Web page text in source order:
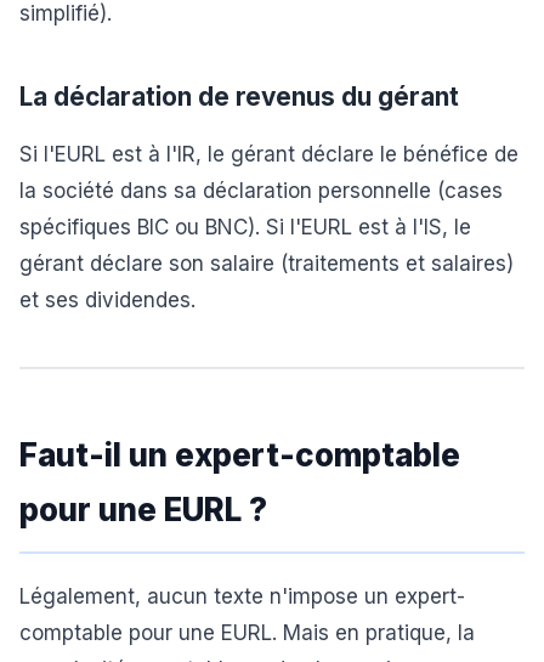
simplifié).
La déclaration de revenus du gérant
Si l'EURL est à l'IR, le gérant déclare le bénéfice de
la société dans sa déclaration personnelle (cases
spécifiques BIC ou BNC). Si l'EURL est à l'IS, le
gérant déclare son salaire (traitements et salaires)
et ses dividendes.
Faut-il un expert-comptable
pour une EURL ?
Légalement, aucun texte n'impose un expert-
comptable pour une EURL. Mais en pratique, la